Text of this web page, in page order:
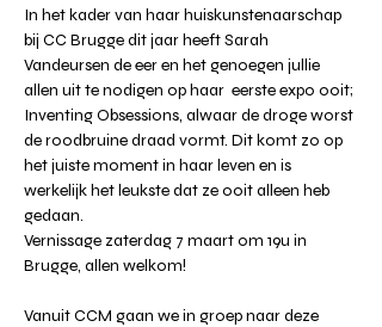
In het kader van haar huiskunstenaarschap
bij CC Brugge dit jaar heeft Sarah
Vandeursen de eer en het genoegen jullie
allen uit te nodigen op haar  eerste expo ooit;
Inventing Obsessions, alwaar de droge worst
de roodbruine draad vormt. Dit komt zo op
het juiste moment in haar leven en is
werkelijk het leukste dat ze ooit alleen heb
gedaan.
Vernissage zaterdag 7 maart om 19u in
Brugge, allen welkom!
Vanuit CCM gaan we in groep naar deze